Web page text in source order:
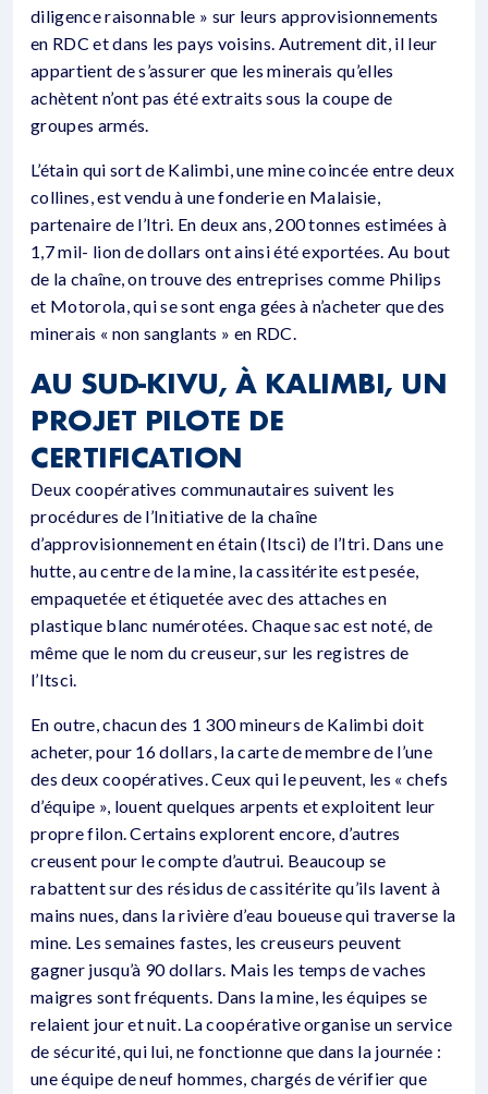
diligence raisonnable » sur leurs approvisionnements
en RDC et dans les pays voisins. Autrement dit, il leur
appartient de s’assurer que les minerais qu’elles
achètent n’ont pas été extraits sous la coupe de
groupes armés.
L’étain qui sort de Kalimbi, une mine coincée entre deux
collines, est vendu à une fonderie en Malaisie,
partenaire de l’Itri. En deux ans, 200 tonnes estimées à
1,7 mil- lion de dollars ont ainsi été exportées. Au bout
de la chaîne, on trouve des entreprises comme Philips
et Motorola, qui se sont enga gées à n’acheter que des
minerais « non sanglants » en RDC.
AU SUD-KIVU, À KALIMBI, UN
PROJET PILOTE DE
CERTIFICATION
Deux coopératives communautaires suivent les
procédures de l’Initiative de la chaîne
d’approvisionnement en étain (Itsci) de l’Itri. Dans une
hutte, au centre de la mine, la cassitérite est pesée,
empaquetée et étiquetée avec des attaches en
plastique blanc numérotées. Chaque sac est noté, de
même que le nom du creuseur, sur les registres de
l’Itsci.
En outre, chacun des 1 300 mineurs de Kalimbi doit
acheter, pour 16 dollars, la carte de membre de l’une
des deux coopératives. Ceux qui le peuvent, les « chefs
d’équipe », louent quelques arpents et exploitent leur
propre filon. Certains explorent encore, d’autres
creusent pour le compte d’autrui. Beaucoup se
rabattent sur des résidus de cassitérite qu’ils lavent à
mains nues, dans la rivière d’eau boueuse qui traverse la
mine. Les semaines fastes, les creuseurs peuvent
gagner jusqu’à 90 dollars. Mais les temps de vaches
maigres sont fréquents. Dans la mine, les équipes se
relaient jour et nuit. La coopérative organise un service
de sécurité, qui lui, ne fonctionne que dans la journée :
une équipe de neuf hommes, chargés de vérifier que